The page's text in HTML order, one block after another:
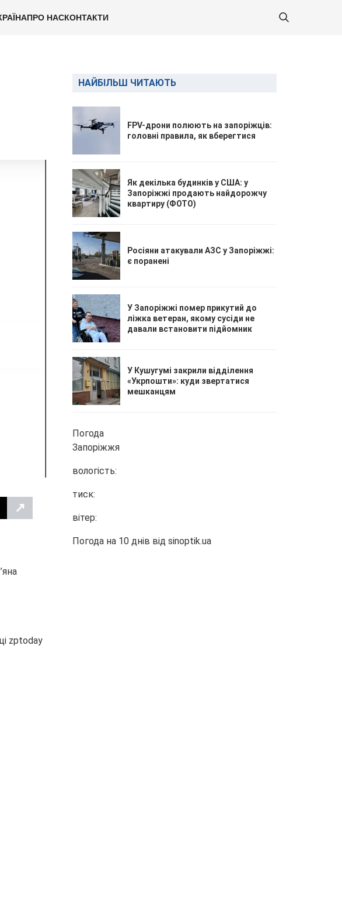
ПРО НАСКОНТАКТИ
↗
zptodaу
НАЙБІЛЬШ ЧИТАЮТЬ
FPV-дрони полюють на запоріжців:
головні правила, як вберегтися
Як декілька будинків у США: у
Запоріжжі продають найдорожчу
квартиру (ФОТО)
Росіяни атакували АЗС у Запоріжжі:
є поранені
У Запоріжжі помер прикутий до
ліжка ветеран, якому сусіди не
давали встановити підйомник
У Кушугумі закрили відділення
«Укрпошти»: куди звертатися
мешканцям
Погода
Запоріжжя
вологість:
тиск:
вітер:
Погода на 10 днів від sinoptik.ua